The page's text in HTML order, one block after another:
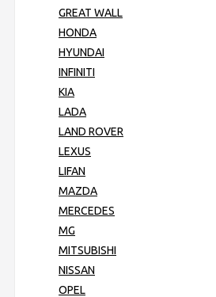
GREAT WALL
HONDA
HYUNDAI
INFINITI
KIA
LADA
LAND ROVER
LEXUS
LIFAN
MAZDA
MERCEDES
MG
MITSUBISHI
NISSAN
OPEL